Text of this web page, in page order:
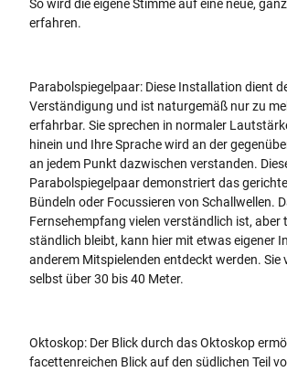
So wird die eigene Stimme auf eine neue,
erfahren.
Parabolspiegelpaar: Diese Installation dient
Verständigung und ist naturgemäß nur zu
erfahrbar. Sie sprechen in normaler
hinein und Ihre Sprache wird an der
an jedem Punkt dazwischen verstanden.
Parabolspiegelpaar demonstriert das
Bündeln oder Focussieren von Schallwellen.
Fernsehempfang vielen verständlich ist, aber
ständlich bleibt, kann hier mit etwas eigener
anderem Mitspielenden entdeckt werden. Sie
selbst über 30 bis 40 Meter.
Oktoskop: Der Blick durch das Oktoskop
facettenreichen Blick auf den südlichen Teil